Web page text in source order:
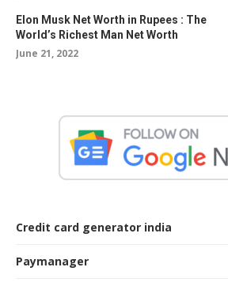
Elon Musk Net Worth in Rupees : The
World’s Richest Man Net Worth
June 21, 2022
Credit card generator india
Paymanager